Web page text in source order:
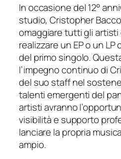
In occasione del 12°
studio, Cristopher
omaggiare tutti gli
realizzare un EP o un
del primo singolo.
l’impegno continuo di
del suo staff nel
talenti emergenti del
artisti avranno
visibilità e supporto
lanciare la propria
ampio.